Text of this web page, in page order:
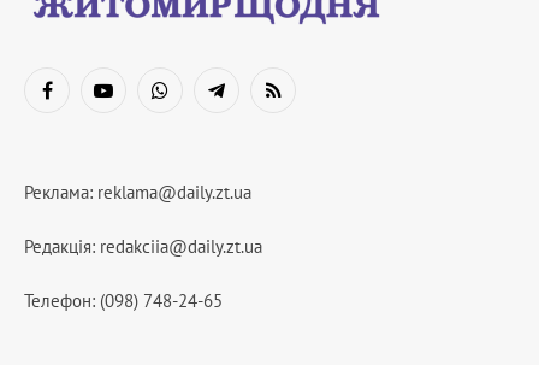
FacebookYouTubeWhatsAppTelegramRSS
Реклама: reklama@daily.zt.ua
Редакція: redakciia@daily.zt.ua
Телефон: (098) 748-24-65